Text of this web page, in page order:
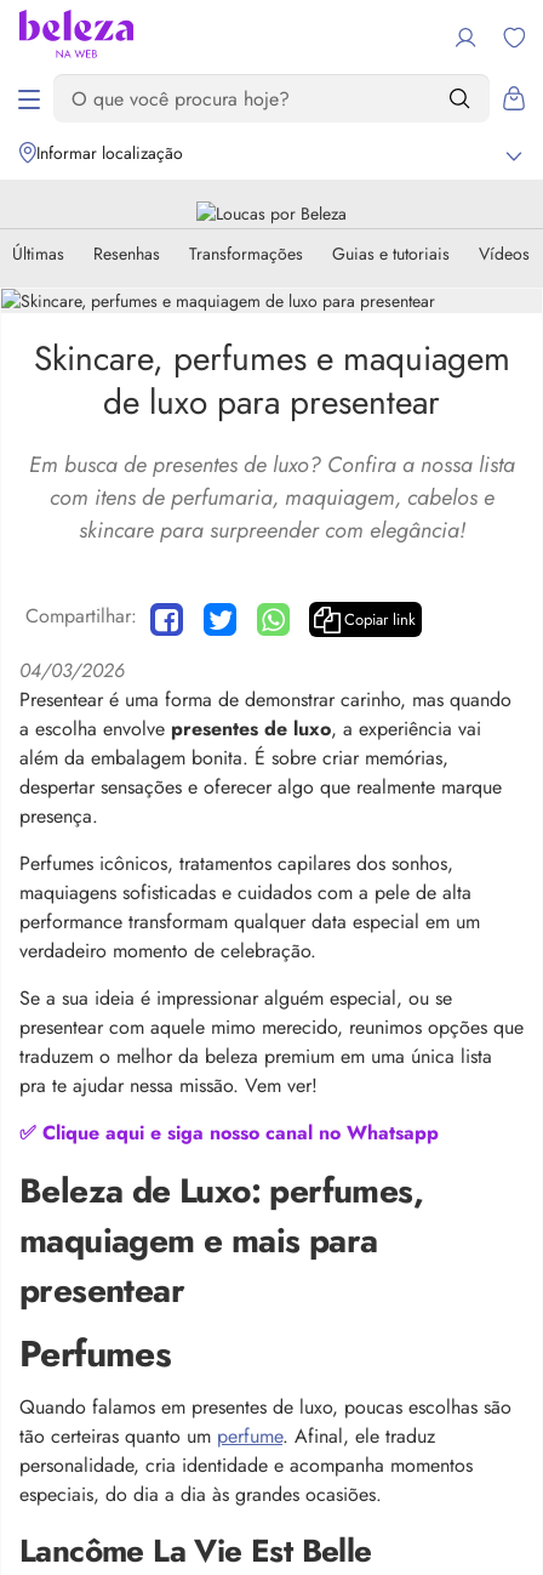
Informar localização
Últimas Resenhas Transformações Guias e tutoriais Vídeos
Skincare, perfumes e maquiagem
de luxo para presentear
Em busca de presentes de luxo? Confira a nossa lista
com itens de perfumaria, maquiagem, cabelos e
skincare para surpreender com elegância!
Compartilhar: Copiar link
04/03/2026
Presentear é uma forma de demonstrar carinho, mas quando
a escolha envolve presentes de luxo, a experiência vai
além da embalagem bonita. É sobre criar memórias,
despertar sensações e oferecer algo que realmente marque
presença.
Perfumes icônicos, tratamentos capilares dos sonhos,
maquiagens sofisticadas e cuidados com a pele de alta
performance transformam qualquer data especial em um
verdadeiro momento de celebração.
Se a sua ideia é impressionar alguém especial, ou se
presentear com aquele mimo merecido, reunimos opções que
traduzem o melhor da beleza premium em uma única lista
pra te ajudar nessa missão. Vem ver!
✅ Clique aqui e siga nosso canal no Whatsapp
Beleza de Luxo: perfumes,
maquiagem e mais para
presentear
Perfumes
Quando falamos em presentes de luxo, poucas escolhas são
tão certeiras quanto um perfume. Afinal, ele traduz
personalidade, cria identidade e acompanha momentos
especiais, do dia a dia às grandes ocasiões.
Lancôme La Vie Est Belle